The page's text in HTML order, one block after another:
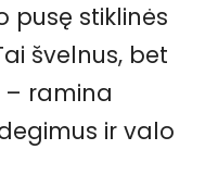
pusę stiklinės
švelnus, bet
– ramina
ir valo